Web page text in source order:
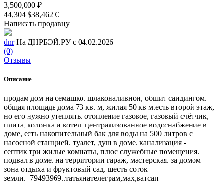
3,500,000 ₽
44,304 $38,462 €
Написать продавцу
dnr На ДНРБЭЙ.РУ с 04.02.2026
(0)
Отзывы
Описание
продам дом на семашко. шлаконаливной, обшит сайдингом.
общая площадь дома 73 кв. м, жилая 50 кв м.есть второй этаж,
но его нужно утеплять. отопление газовое, газовый счётчик,
плита, колонка и котел. централизованное водоснабжение в
доме, есть накопительный бак для воды на 500 литров с
насосной станцией. туалет, душ в доме. канализация -
септик.три жилые комнаты, плюс служебные помещения.
подвал в доме. на территории гараж, мастерская. за домом
зона отдыха и фруктовый сад. шесть соток
земли.+79493969..татьянателеграм,мах,ватсап